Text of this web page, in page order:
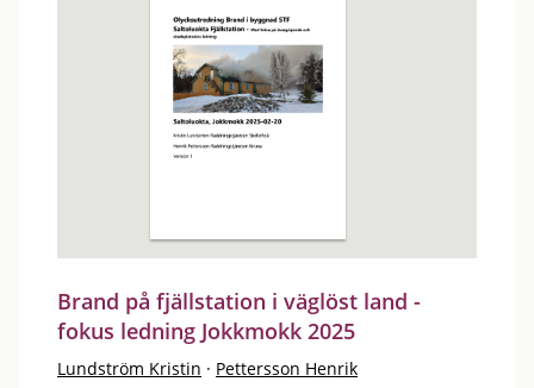
Brand på fjällstation i väglöst land -
fokus ledning Jokkmokk 2025
Lundström Kristin · Pettersson Henrik